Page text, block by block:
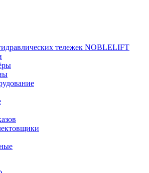
тележек NOBLELIFT